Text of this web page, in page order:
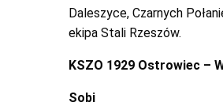
Daleszyce, Czarnych
ekipa Stali Rzeszów.
KSZO 1929 Ostrowiec –
Sobi